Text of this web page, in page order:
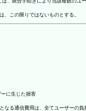
この限りではないものとする。
に生じた損害
る通信費用は、全てユーザーの負